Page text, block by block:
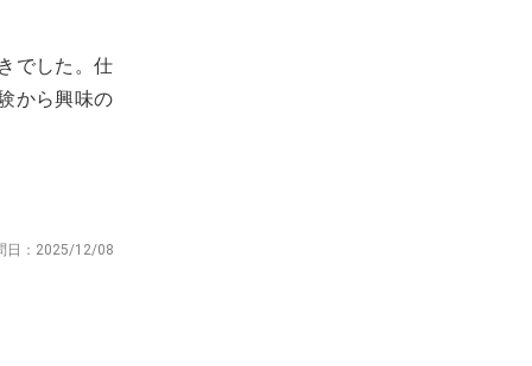
でした。仕
から興味の
日： 2025/12/08